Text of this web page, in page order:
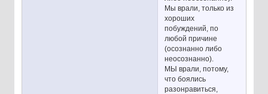
Мы врали, только из
хороших
побуждений, по
любой причине
(осознанно либо
неосознанно).
МЫ врали, потому,
что боялись
разонравиться,